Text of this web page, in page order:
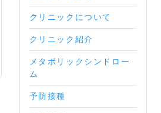
クリニックについて
クリニック紹介
メタボリックシンドロー
ム
予防接種